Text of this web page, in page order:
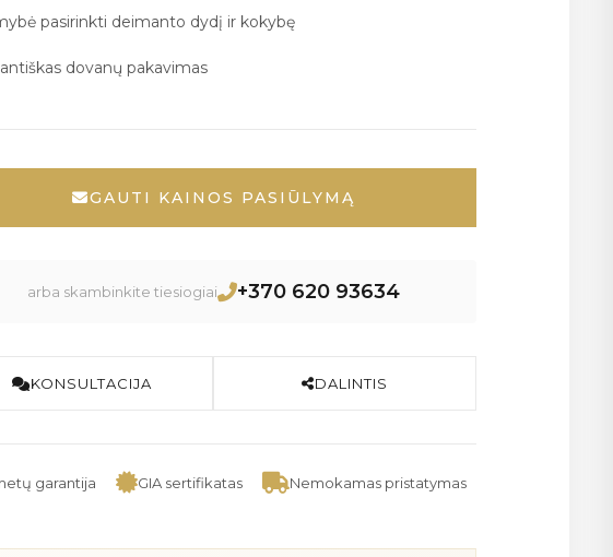
pasirinkti deimanto dydį ir kokybę
dovanų pakavimas
GAUTI KAINOS PASIŪLYMĄ
arba skambinkite tiesiogiai +370 620 93634
KONSULTACIJA DALINTIS
garantija GIA sertifikatas Nemokamas pristatymas